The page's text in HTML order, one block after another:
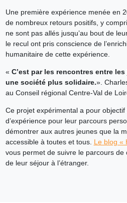
Une première expérience menée en
de nombreux retours positifs, y
ne sont pas allés jusqu’au bout de
le recul ont pris conscience de
humanitaire de cette expérience.
« C’est par les rencontres entre
une société plus solidaire.».
au Conseil régional Centre-Val de
Ce projet expérimental a pour
d’expérience pour leur parcours
démontrer aux autres jeunes que la
accessible à toutes et tous. Le blog «
vous permet de suivre le parcours
de leur séjour à l’étranger.